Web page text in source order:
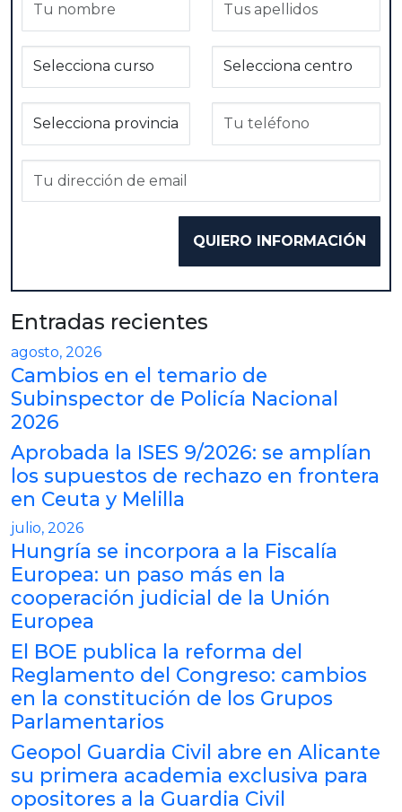
Entradas recientes
agosto, 2026
Cambios en el temario de
Subinspector de Policía Nacional
2026
Aprobada la ISES 9/2026: se amplían
los supuestos de rechazo en frontera
en Ceuta y Melilla
julio, 2026
Hungría se incorpora a la Fiscalía
Europea: un paso más en la
cooperación judicial de la Unión
Europea
El BOE publica la reforma del
Reglamento del Congreso: cambios
en la constitución de los Grupos
Parlamentarios
Geopol Guardia Civil abre en Alicante
su primera academia exclusiva para
opositores a la Guardia Civil